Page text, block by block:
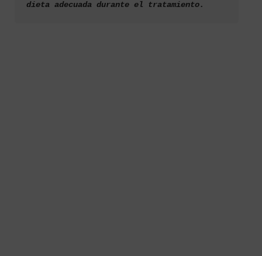
dieta adecuada durante el tratamiento.